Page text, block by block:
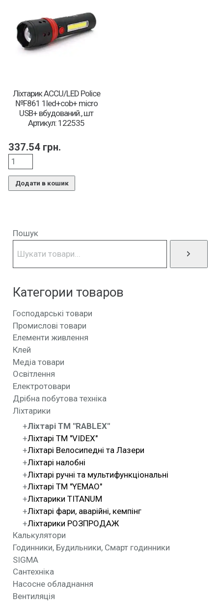
Ліхтарик ACCU/LED Police
№F861 1led+cob+ micro
USB+ вбудований., шт
Артикул: 122535
337.54 грн.
Додати в кошик
Пошук
Категории товаров
Господарські товари
Промислові товари
Елементи живлення
Клей
Медіа товари
Освітлення
Електротовари
Дрібна побутова техніка
Ліхтарики
Ліхтарі ТМ "RABLEX"
Ліхтарі ТМ "VIDEX"
Ліхтарі Велосипедні та Лазери
Ліхтарі налобні
Ліхтарі ручні та мультифункціональні
Ліхтарі ТМ "YEMAO"
Ліхтарики TITANUM
Ліхтарі фари, аварійні, кемпінг
Ліхтарики РОЗПРОДАЖ
Калькулятори
Годинники, Будильники, Смарт годинники
SIGMA
Сантехніка
Насосне обладнання
Вентиляція